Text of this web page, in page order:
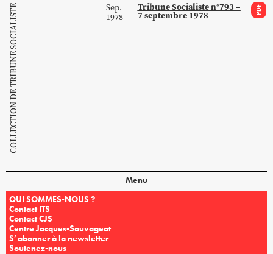
COLLECTION DE TRIBUNE SOCIALISTE
Sep.
1978
Tribune Socialiste n°793 –
7 septembre 1978 PDF
Menu
QUI SOMMES-NOUS ?
Contact ITS
Contact CJS
Centre Jacques-Sauvageot
S’abonner à la newsletter
Soutenez-nous